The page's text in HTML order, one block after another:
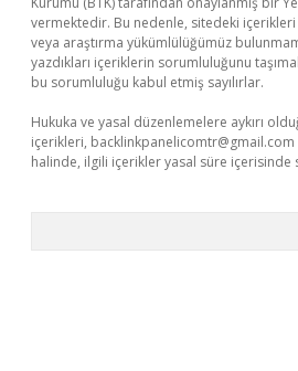
vermektedir. Bu nedenle, sitedeki
veya araştırma yükümlülüğümüz
yazdıkları içeriklerin sorumluluğunu
bu sorumluluğu kabul etmiş sayılırlar.
Hukuka ve yasal düzenlemelere aykırı
içerikleri, backlinkpanelicomtr@gmail.com
halinde, ilgili içerikler yasal süre içerisinde